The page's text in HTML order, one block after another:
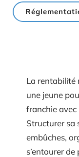
La rentabilité
une jeune
franchie
Structurer sa
embûches,
s’entourer